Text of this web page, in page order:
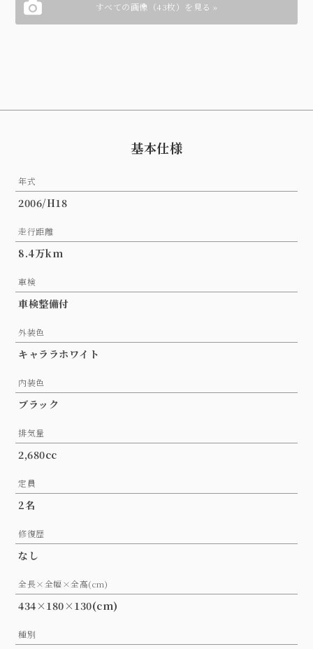
すべての画像（43枚）を見る »
基本仕様
年式
2006/H18
走行距離
8.4万km
車検
車検整備付
外装色
キャララホワイト
内装色
ブラック
排気量
2,680cc
定員
2名
修復歴
なし
全長×全幅×全高(cm)
434×180×130(cm)
種別